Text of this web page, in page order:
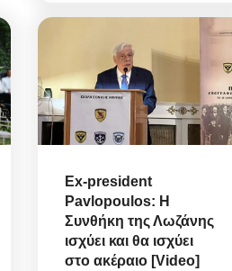
Ex-president
Pavlopoulos: Η
Συνθήκη της Λωζάνης
ισχύει και θα ισχύει
στο ακέραιο [Video]